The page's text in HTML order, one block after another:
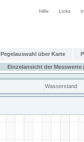
Hilfe Links
Pegelauswahl über Karte
Einzelansicht der
Wasserstand